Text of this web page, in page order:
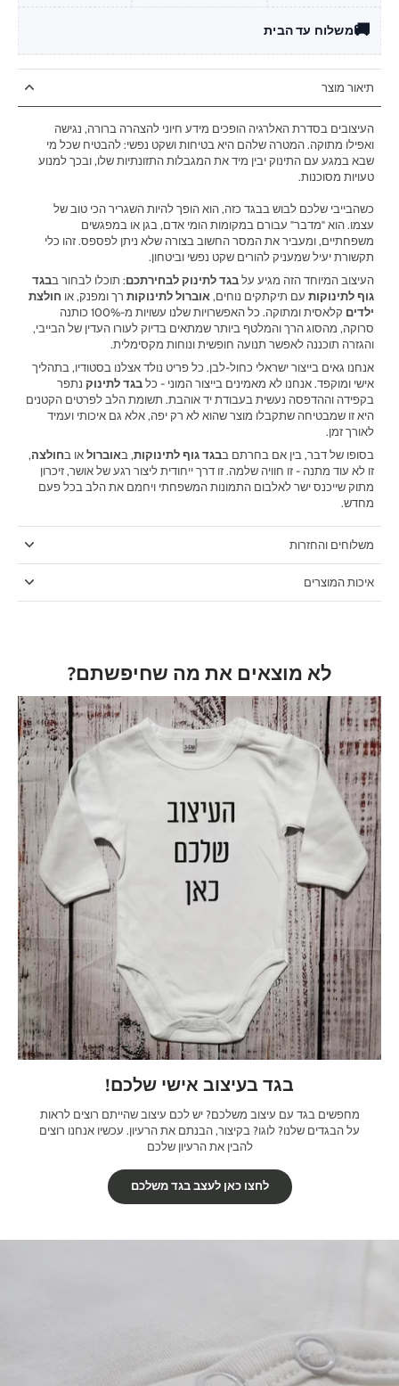
🚚משלוח עד הבית
תיאור מוצר
העיצובים בסדרת האלרגיה הופכים מידע חיוני להצהרה ברורה, נגישה
ואפילו מתוקה. המטרה שלהם היא בטיחות ושקט נפשי: להבטיח שכל מי
שבא במגע עם התינוק יבין מיד את המגבלות התזונתיות שלו, ובכך למנוע
טעויות מסוכנות.
כשהבייבי שלכם לבוש בבגד כזה, הוא הופך להיות השגריר הכי טוב של
עצמו. הוא "מדבר" עבורם במקומות הומי אדם, בגן או במפגשים
משפחתיים, ומעביר את המסר החשוב בצורה שלא ניתן לפספס. זהו כלי
תקשורת יעיל שמעניק להורים שקט נפשי וביטחון.
העיצוב המיוחד הזה מגיע על בגד לתינוק לבחירתכם: תוכלו לבחור בבגד
גוף לתינוקות עם תיקתקים נוחים, אוברול לתינוקות רך ומפנק, או חולצת
ילדים
קלאסית ומתוקה. כל האפשרויות שלנו עשויות מ-100% כותנה
סרוקה, מהסוג הרך והמלטף ביותר שמתאים בדיוק לעורו העדין של הבייבי,
והגזרה תוכננה לאפשר תנועה חופשית ונוחות מקסימלית.
אנחנו גאים בייצור ישראלי כחול-לבן. כל פריט נולד אצלנו בסטודיו, בתהליך
אישי ומוקפד. אנחנו לא מאמינים בייצור המוני - כל בגד לתינוק נתפר
בקפידה וההדפסה נעשית בעבודת יד אוהבת. תשומת הלב לפרטים הקטנים
היא זו שמבטיחה שתקבלו מוצר שהוא לא רק יפה, אלא גם איכותי ועמיד
לאורך זמן.
בסופו של דבר, בין אם בחרתם בבגד גוף לתינוקות, באוברול או בחולצה,
זו לא עוד מתנה - זו חוויה שלמה. זו דרך ייחודית ליצור רגע של אושר, זיכרון
מתוק שייכנס ישר לאלבום התמונות המשפחתי ויחמם את הלב בכל פעם
מחדש.
משלוחים והחזרות
איכות המוצרים
לא מוצאים את מה שחיפשתם?
בגד בעיצוב אישי שלכם!
מחפשים בגד עם עיצוב משלכם? יש לכם עיצוב שהייתם רוצים לראות
על הבגדים שלנו? לוגו? בקיצור, הבנתם את הרעיון. עכשיו אנחנו רוצים
להבין את הרעיון שלכם
לחצו כאן לעצב בגד משלכם